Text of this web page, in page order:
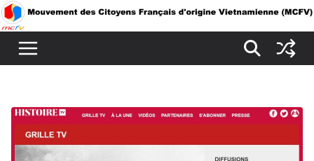
Passer
au
contenu